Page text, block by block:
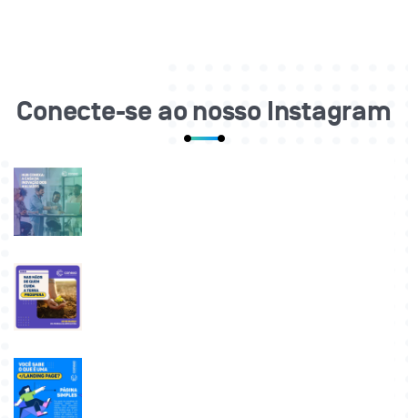
Conecte-se ao nosso Instagram